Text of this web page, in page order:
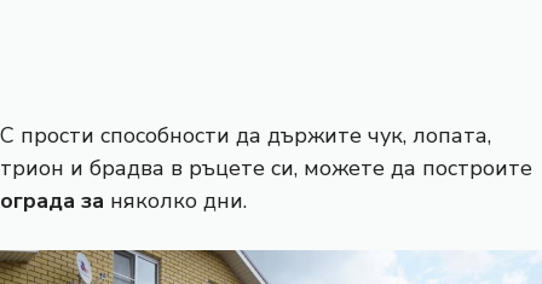
С прости способности да държите чук, лопата,
трион и брадва в ръцете си, можете да построите
ограда за няколко дни.